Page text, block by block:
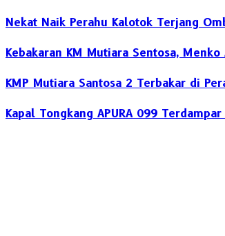
Nekat Naik Perahu Kalotok Terjang
Kebakaran KM Mutiara Sentosa,
KMP Mutiara Santosa 2 Terbakar di
Kapal Tongkang APURA 099